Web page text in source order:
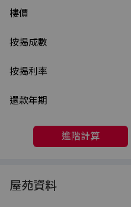
樓價
按揭成數
按揭利率
還款年期
進階計算
屋苑資料